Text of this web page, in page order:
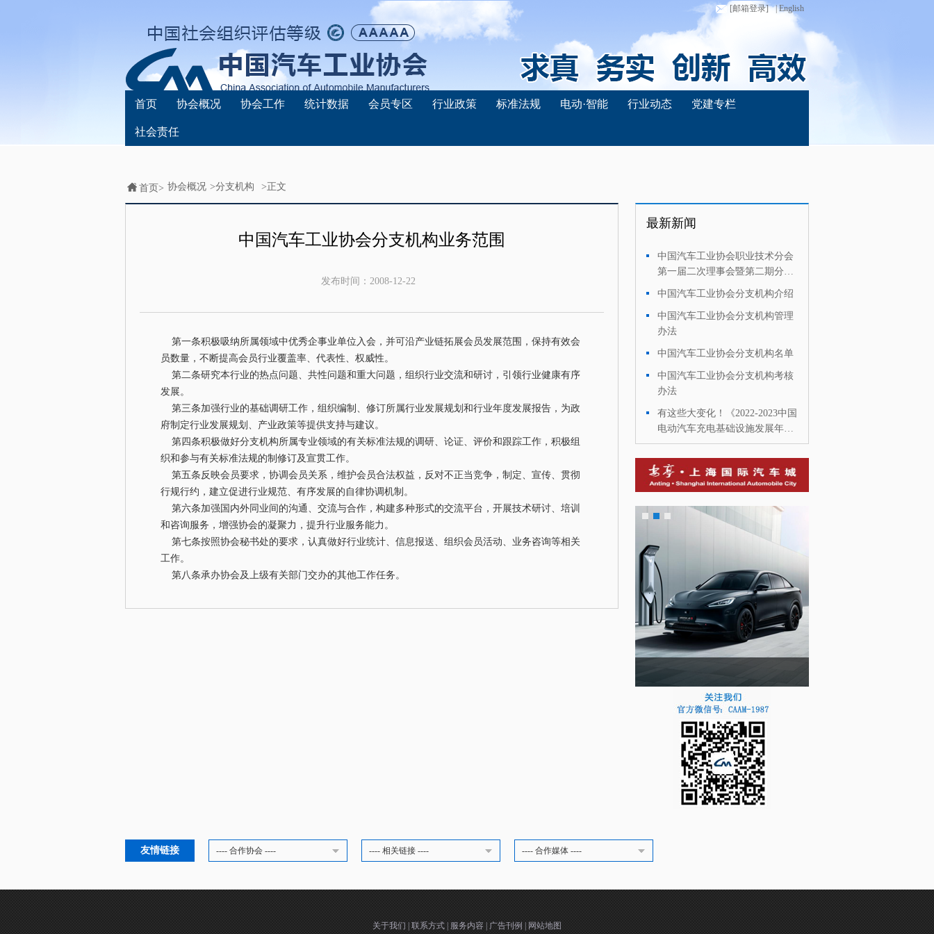
[邮箱登录] | English
首页 协会概况 协会工作 统计数据 会员专区 行业政策 标准法规 电动·智能 行业动态 党建专栏
社会责任
首页> 协会概况 >分支机构 >正文
中国汽车工业协会分支机构业务范围
发布时间： 2008-12-22
第一条积极吸纳所属领域中优秀企事业单位入会，并可沿产业链拓展会员发展范围，保持有效会
员数量，不断提高会员行业覆盖率、代表性、权威性。
第二条研究本行业的热点问题、共性问题和重大问题，组织行业交流和研讨，引领行业健康有序
发展。
第三条加强行业的基础调研工作，组织编制、修订所属行业发展规划和行业年度发展报告，为政
府制定行业发展规划、产业政策等提供支持与建议。
第四条积极做好分支机构所属专业领域的有关标准法规的调研、论证、评价和跟踪工作，积极组
织和参与有关标准法规的制修订及宣贯工作。
第五条反映会员要求，协调会员关系，维护会员合法权益，反对不正当竞争，制定、宣传、贯彻
行规行约，建立促进行业规范、有序发展的自律协调机制。
第六条加强国内外同业间的沟通、交流与合作，构建多种形式的交流平台，开展技术研讨、培训
和咨询服务，增强协会的凝聚力，提升行业服务能力。
第七条按照协会秘书处的要求，认真做好行业统计、信息报送、组织会员活动、业务咨询等相关
工作。
第八条承办协会及上级有关部门交办的其他工作任务。
最新新闻
中国汽车工业协会职业技术分会
第一届二次理事会暨第二期分享
交流会在长春召开
中国汽车工业协会分支机构介绍
中国汽车工业协会分支机构管理
办法
中国汽车工业协会分支机构名单
中国汽车工业协会分支机构考核
办法
有这些大变化！《2022-2023中国
电动汽车充电基础设施发展年度
报告》正式发布
友情链接 ---- 合作协会 ---- ---- 相关链接 ---- ---- 合作媒体 ----
关于我们 联系方式 服务内容 广告刊例 网站地图